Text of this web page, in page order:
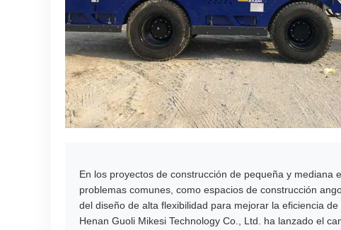
En los proyectos de construcción de pequeña y
problemas comunes, como espacios de construcción
del diseño de alta flexibilidad para mejorar la eficiencia
Henan Guoli Mikesi Technology Co., Ltd. ha lanzado el